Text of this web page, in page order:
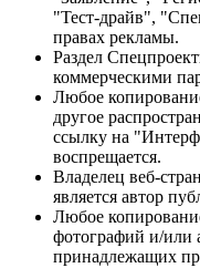
"Тест-драйв",
правах рекламы.
Раздел
коммерческими
Любое
другое
ссылку на
воспрещается.
Владелец веб-
является автор
Любое
фотографий и/или
принадлежащих